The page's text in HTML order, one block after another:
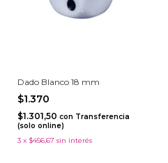
Dado Blanco 18 mm
$1.370
$1.301,50 con Transferencia
(solo online)
3 x $456,67 sin interés